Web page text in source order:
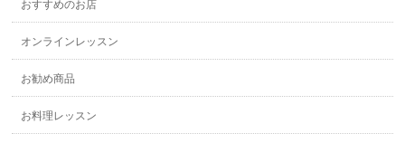
おすすめのお店
オンラインレッスン
お勧め商品
お料理レッスン